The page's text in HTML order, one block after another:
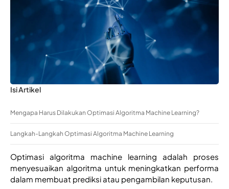
Isi Artikel
Mengapa Harus Dilakukan Optimasi Algoritma Machine Learning?
Langkah-Langkah Optimasi Algoritma Machine Learning
Optimasi algoritma machine learning adalah proses
menyesuaikan algoritma untuk meningkatkan performa
dalam membuat prediksi atau pengambilan keputusan.